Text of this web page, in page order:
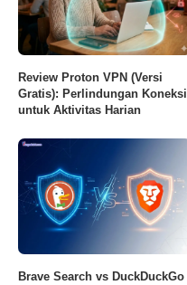
Review Proton VPN (Versi
Gratis): Perlindungan Koneksi
untuk Aktivitas Harian
Brave Search vs DuckDuckGo